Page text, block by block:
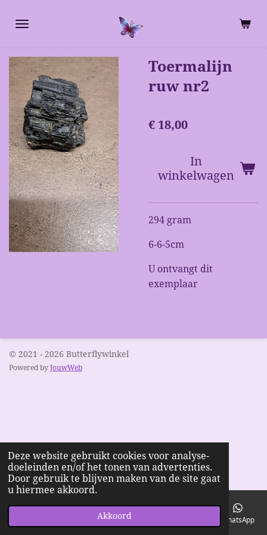
Deze website gebruikt cookies voor analyse-
doeleinden en/of het tonen van advertenties.
Door gebruik te blijven maken van de site gaat
u hiermee akkoord.
Akkoord
direct
de
hoofdinhoud
Toermalijn
ruw nr2
€ 18,00
In
winkelwagen
294 gram
6-6-5cm
U ontvangt dit
exemplaar
© 2021 - 2026 Butterflywinkel
Powered by JouwWeb
Telefoonnummer WhatsApp